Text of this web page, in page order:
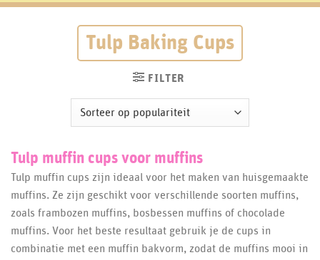
Tulp Baking Cups
FILTER
Tulp muffin cups voor muffins
Tulp muffin cups zijn ideaal voor het maken van huisgemaakte
muffins. Ze zijn geschikt voor verschillende soorten muffins,
zoals frambozen muffins, bosbessen muffins of chocolade
muffins. Voor het beste resultaat gebruik je de cups in
combinatie met een muffin bakvorm, zodat de muffins mooi in